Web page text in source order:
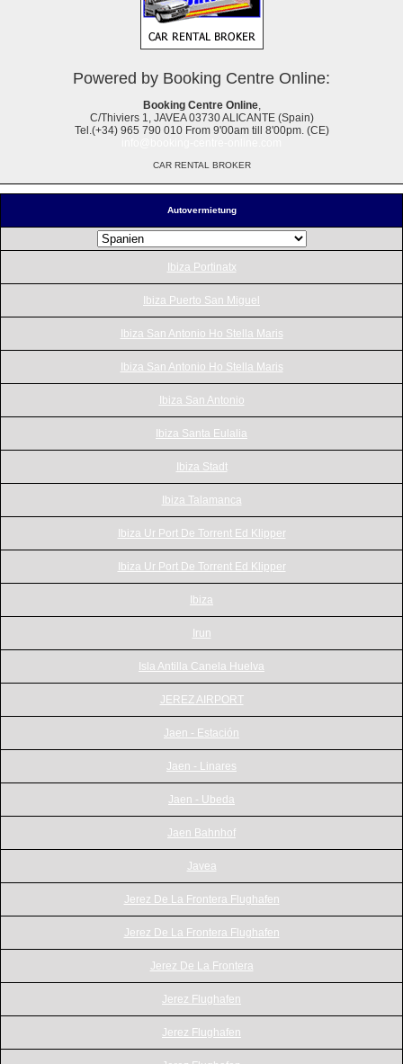
Autovermietung
Ibiza Portinatx
Ibiza Puerto San Miguel
Ibiza San Antonio Ho Stella Maris
Ibiza San Antonio Ho Stella Maris
Ibiza San Antonio
Ibiza Santa Eulalia
Ibiza Stadt
Ibiza Talamanca
Ibiza Ur Port De Torrent Ed Klipper
Ibiza Ur Port De Torrent Ed Klipper
Ibiza
Irun
Isla Antilla Canela Huelva
JEREZ AIRPORT
Jaen - Estación
Jaen - Linares
Jaen - Ubeda
Jaen Bahnhof
Javea
Jerez De La Frontera Flughafen
Jerez De La Frontera Flughafen
Jerez De La Frontera
Jerez Flughafen
Jerez Flughafen
Powered by Booking Centre Online:
Booking Centre Online,
C/Thiviers 1, JAVEA 03730 ALICANTE (Spain)
Tel.(+34) 965 790 010 From 9'00am till 8'00pm. (CE)
CAR RENTAL BROKER